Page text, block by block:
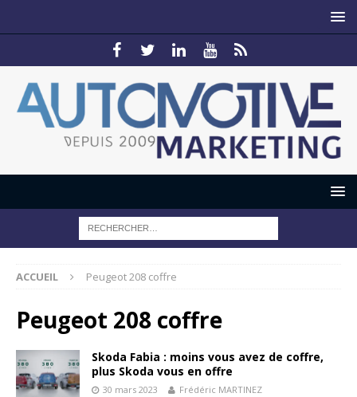
ACCUEIL Peugeot 208 coffre
Peugeot 208 coffre
Skoda Fabia : moins vous avez de coffre,
plus Skoda vous en offre
30 mars 2023 Frédéric MARTINEZ